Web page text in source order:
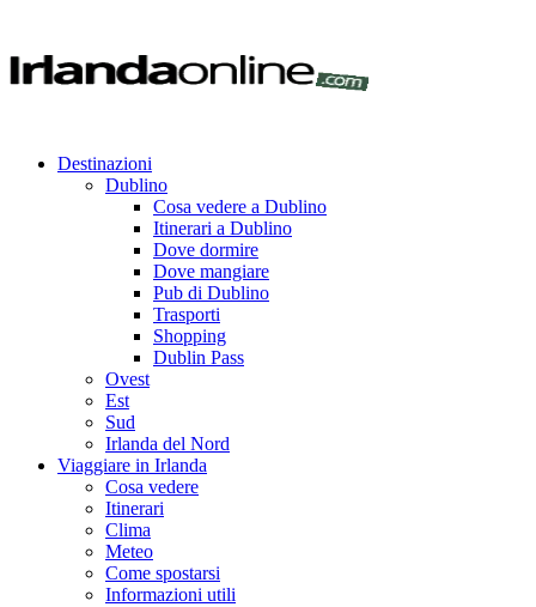
Destinazioni
Dublino
Cosa vedere a Dublino
Itinerari a Dublino
Dove dormire
Dove mangiare
Pub di Dublino
Trasporti
Shopping
Dublin Pass
Ovest
Est
Sud
Irlanda del Nord
Viaggiare in Irlanda
Cosa vedere
Itinerari
Clima
Meteo
Come spostarsi
Informazioni utili